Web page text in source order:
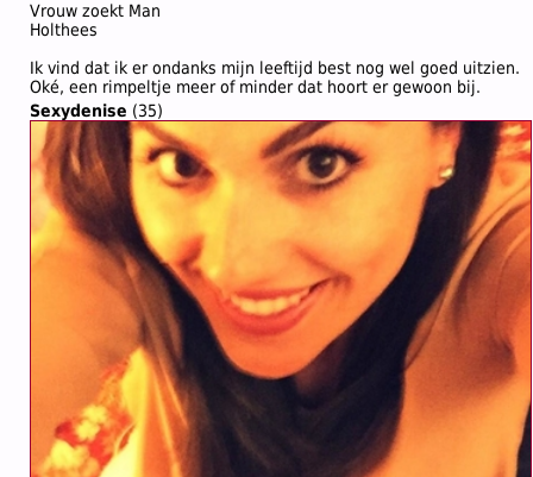
Vrouw zoekt Man
Holthees
Ik vind dat ik er ondanks mijn leeftijd best nog wel goed uitzien.
Oké, een rimpeltje meer of minder dat hoort er gewoon bij.
Sexydenise (35)